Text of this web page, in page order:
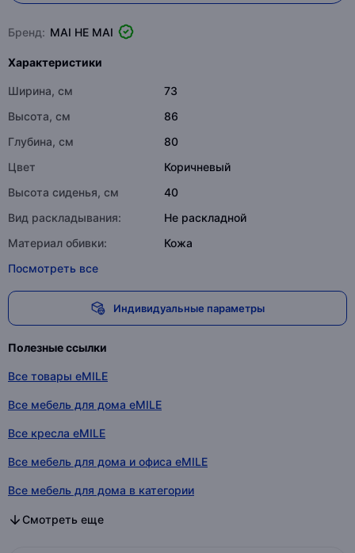
Бренд: MAI HE MAI
Характеристики
Ширина, см
73
Высота, см
86
Глубина, см
80
Цвет
Коричневый
Высота сиденья, см
40
Вид раскладывания:
Не раскладной
Материал обивки:
Кожа
Посмотреть все
Индивидуальные параметры
Полезные ссылки
Все товары eMILE
Все мебель для дома eMILE
Все кресла eMILE
Все мебель для дома и офиса eMILE
Все мебель для дома в категории
Все кресла в категории
Все мебель для дома и офиса в категории
Смотреть еще